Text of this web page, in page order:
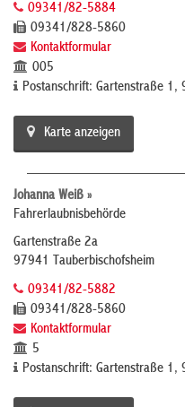
09341/82-5884
09341/828-5860
Kontaktformular
005
Postanschrift: Gartenstraße 1,
Karte anzeigen
Johanna Weiß »
Fahrerlaubnisbehörde
Gartenstraße 2a
97941 Tauberbischofsheim
09341/82-5882
09341/828-5860
Kontaktformular
5
Postanschrift: Gartenstraße 1,